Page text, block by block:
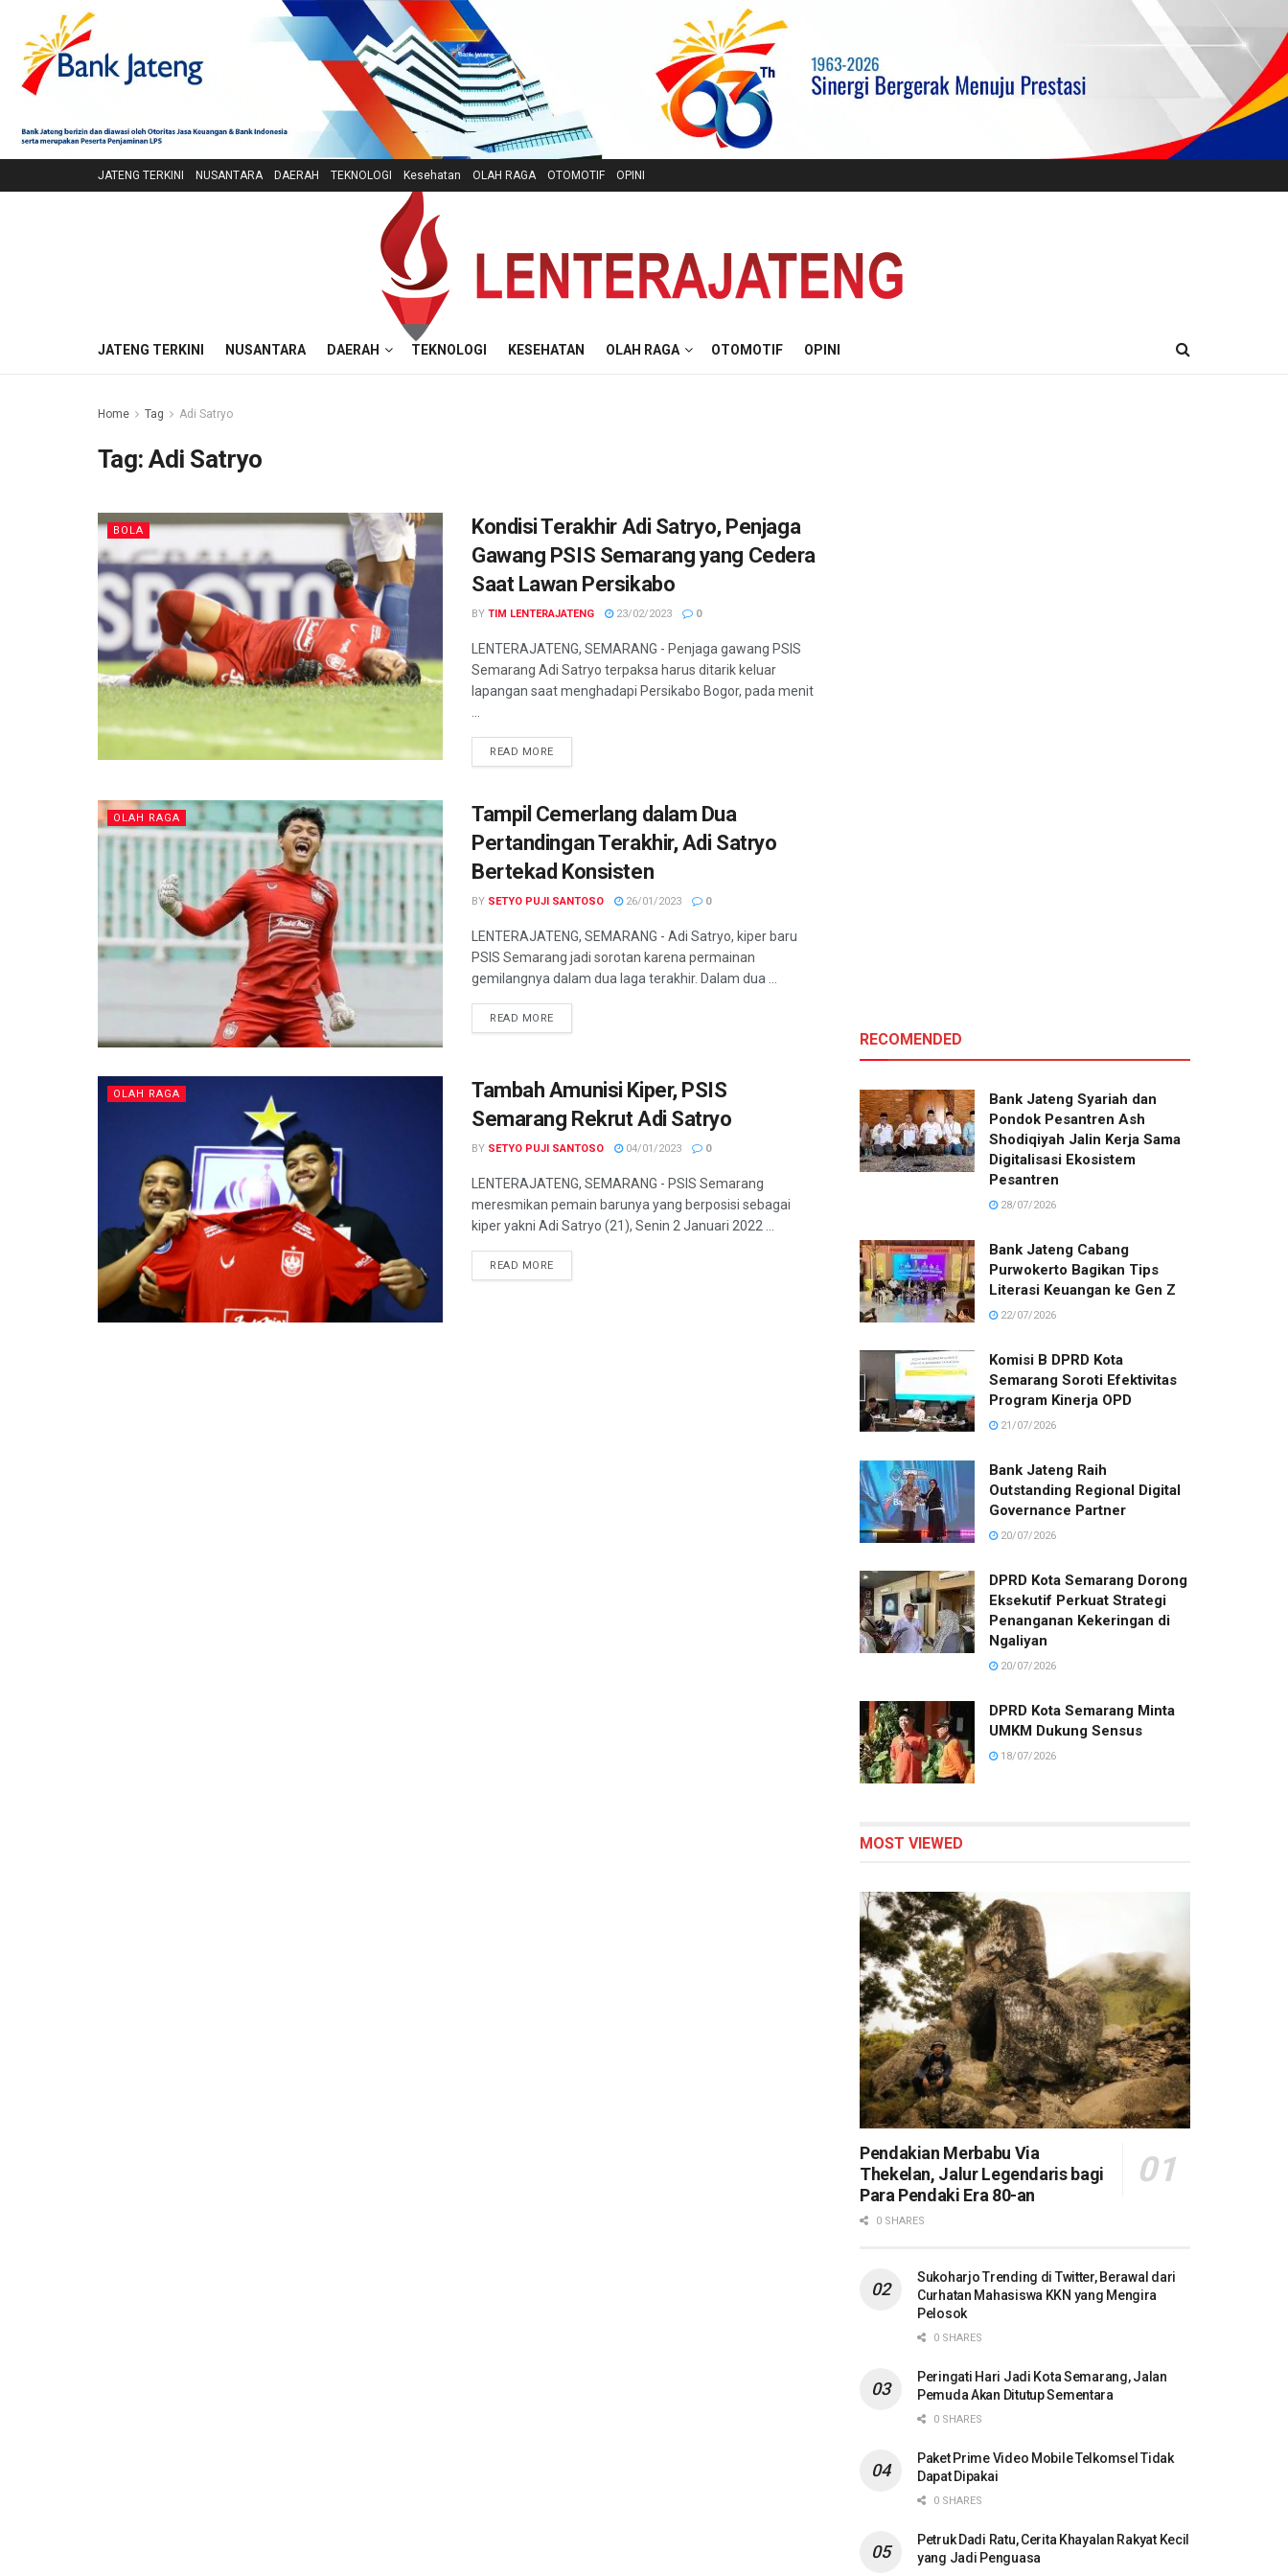
JATENG TERKINI NUSANTARA DAERAH TEKNOLOGI Kesehatan OLAH RAGA OTOMOTIF OPINI
JATENG TERKINI NUSANTARA DAERAH TEKNOLOGI KESEHATAN OLAH RAGA OTOMOTIF OPINI
Home Tag Adi Satryo
Tag:Adi Satryo
BOLA
Kondisi Terakhir Adi Satryo, Penjaga
Gawang PSIS Semarang yang Cedera
Saat Lawan Persikabo
BY TIM LENTERAJATENG 23/02/2023 0
LENTERAJATENG, SEMARANG - Penjaga gawang PSIS
Semarang Adi Satryo terpaksa harus ditarik keluar
lapangan saat menghadapi Persikabo Bogor, pada menit
...
READ MOREDETAILS
OLAH RAGA
Tampil Cemerlang dalam Dua
Pertandingan Terakhir, Adi Satryo
Bertekad Konsisten
BY SETYO PUJI SANTOSO 26/01/2023 0
LENTERAJATENG, SEMARANG - Adi Satryo, kiper baru
PSIS Semarang jadi sorotan karena permainan
gemilangnya dalam dua laga terakhir. Dalam dua ...
READ MOREDETAILS
OLAH RAGA
Tambah Amunisi Kiper, PSIS
Semarang Rekrut Adi Satryo
BY SETYO PUJI SANTOSO 04/01/2023 0
LENTERAJATENG, SEMARANG - PSIS Semarang
meresmikan pemain barunya yang berposisi sebagai
kiper yakni Adi Satryo (21), Senin 2 Januari 2022 ...
READ MOREDETAILS
RECOMENDED
Bank Jateng Syariah dan
Pondok Pesantren Ash
Shodiqiyah Jalin Kerja Sama
Digitalisasi Ekosistem
Pesantren
28/07/2026
Bank Jateng Cabang
Purwokerto Bagikan Tips
Literasi Keuangan ke Gen Z
22/07/2026
Komisi B DPRD Kota
Semarang Soroti Efektivitas
Program Kinerja OPD
21/07/2026
Bank Jateng Raih
Outstanding Regional Digital
Governance Partner
20/07/2026
DPRD Kota Semarang Dorong
Eksekutif Perkuat Strategi
Penanganan Kekeringan di
Ngaliyan
20/07/2026
DPRD Kota Semarang Minta
UMKM Dukung Sensus
18/07/2026
MOST VIEWED
Pendakian Merbabu Via
Thekelan, Jalur Legendaris bagi
Para Pendaki Era 80-an
0 SHARES
Sukoharjo Trending di Twitter, Berawal dari
Curhatan Mahasiswa KKN yang Mengira
Pelosok
0 SHARES
Peringati Hari Jadi Kota Semarang, Jalan
Pemuda Akan Ditutup Sementara
0 SHARES
Paket Prime Video Mobile Telkomsel Tidak
Dapat Dipakai
0 SHARES
Petruk Dadi Ratu, Cerita Khayalan Rakyat Kecil
yang Jadi Penguasa